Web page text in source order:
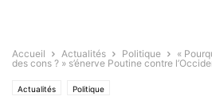
Accueil Actualités Politique
«
des cons ? » s’énerve Poutine contre
Actualités Politique